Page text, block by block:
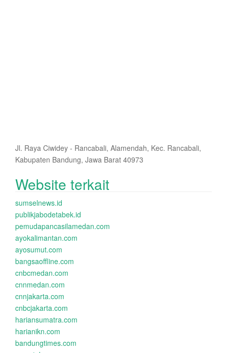
Jl. Raya Ciwidey - Rancabali, Alamendah, Kec. Rancabali,
Kabupaten Bandung, Jawa Barat 40973
Website terkait
sumselnews.id
publikjabodetabek.id
pemudapancasilamedan.com
ayokalimantan.com
ayosumut.com
bangsaoffline.com
cnbcmedan.com
cnnmedan.com
cnnjakarta.com
cnbcjakarta.com
hariansumatra.com
harianikn.com
bandungtimes.com